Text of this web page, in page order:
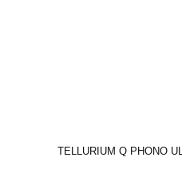
TELLURIUM Q PHONO